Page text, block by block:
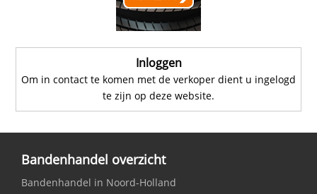
Inloggen
Om in contact te komen met de verkoper dient u ingelogd
te zijn op deze website.
Bandenhandel overzicht
Bandenhandel in Noord-Holland